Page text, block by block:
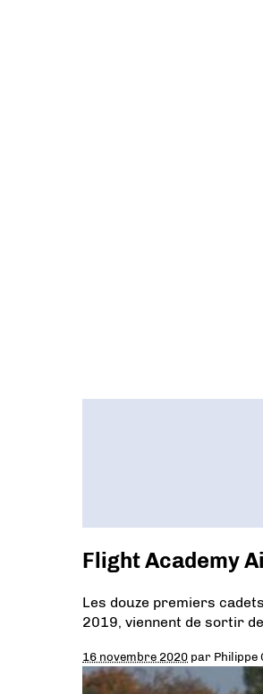
Flight Academy
Les douze premiers
2019, viennent de sortir
16 novembre 2020 par Philippe